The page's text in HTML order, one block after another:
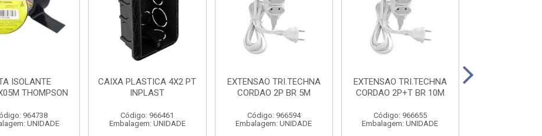
ISOLANTE
THOMPSON
964738
UNIDADE
CAIXA PLASTICA 4X2 PT
INPLAST
Código: 966461
Embalagem: UNIDADE
EXTENSAO TRI.TECHNA
CORDAO 2P BR 5M
Código: 966594
Embalagem: UNIDADE
EXTENSAO TRI.TECHNA
CORDAO 2P+T BR 10M
Código: 966655
Embalagem: UNIDADE